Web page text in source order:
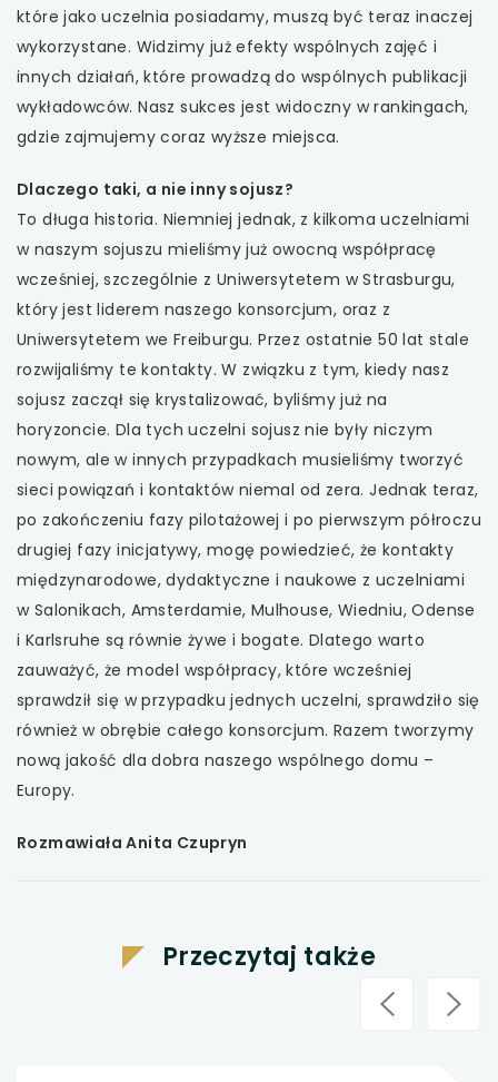
które jako uczelnia posiadamy, muszą być teraz inaczej
wykorzystane. Widzimy już efekty wspólnych zajęć i
innych działań, które prowadzą do wspólnych publikacji
wykładowców. Nasz sukces jest widoczny w rankingach,
gdzie zajmujemy coraz wyższe miejsca.
Dlaczego taki, a nie inny sojusz?
To długa historia. Niemniej jednak, z kilkoma uczelniami
w naszym sojuszu mieliśmy już owocną współpracę
wcześniej, szczególnie z Uniwersytetem w Strasburgu,
który jest liderem naszego konsorcjum, oraz z
Uniwersytetem we Freiburgu. Przez ostatnie 50 lat stale
rozwijaliśmy te kontakty. W związku z tym, kiedy nasz
sojusz zaczął się krystalizować, byliśmy już na
horyzoncie. Dla tych uczelni sojusz nie były niczym
nowym, ale w innych przypadkach musieliśmy tworzyć
sieci powiązań i kontaktów niemal od zera. Jednak teraz,
po zakończeniu fazy pilotażowej i po pierwszym półroczu
drugiej fazy inicjatywy, mogę powiedzieć, że kontakty
międzynarodowe, dydaktyczne i naukowe z uczelniami
w Salonikach, Amsterdamie, Mulhouse, Wiedniu, Odense
i Karlsruhe są równie żywe i bogate. Dlatego warto
zauważyć, że model współpracy, które wcześniej
sprawdził się w przypadku jednych uczelni, sprawdziło się
również w obrębie całego konsorcjum. Razem tworzymy
nową jakość dla dobra naszego wspólnego domu –
Europy.
Rozmawiała Anita Czupryn
Przeczytaj także